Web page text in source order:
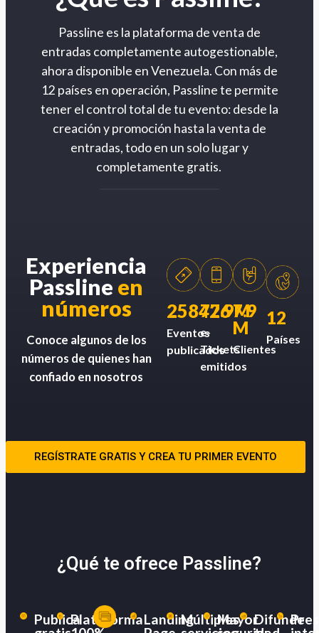
Passline es la plataforma de venta de
entradas completamente autogestionable,
ahora disponible en Venezuela. Con más de
12 países en operación, Passline te permite
tener el control total de tu evento: desde la
creación y promoción hasta la venta de
entradas, todo en un solo lugar y
completamente gratis.
Experiencia
Passline en
números
Conoce algunos de los
números de quienes han
confiado en nosotros
258426
Eventos
publicados
77.9M
e-
Tickets
emitidos
7.9
M
Clientes
12
Países
REGÍSTRATE GRATIS Y CREA TU PRIMER EVENTO
¿Qué te ofrece Passline?
PublicaPlataformaLandingMúltiplesMayorDifunde